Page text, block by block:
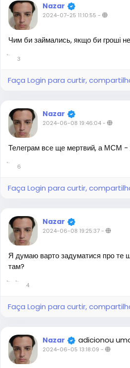
Nazar
2024-07-25 11:10:55 -
Чим би займались, якщо би гроші
3
Faça Login para curtir,
Nazar
2024-06-08 19:46:04-
Телеграм все ще мертвий, а МСМ -
6
Faça Login para curtir,
Nazar
2024-06-08 19:25:37-
Я думаю варто задуматися про те
там?
4
Faça Login para curtir,
Nazar adicionou
2024-06-05 13:18:09 -